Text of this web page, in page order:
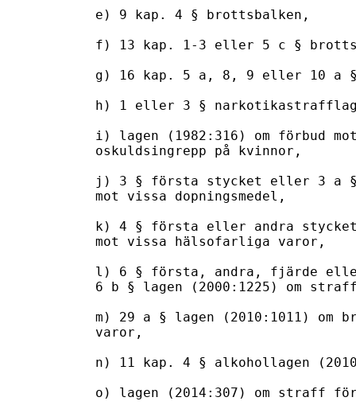
e) 9 kap. 4 § brottsbalken,
f) 13 kap. 1-3 eller 5 c §
g) 16 kap. 5 a, 8, 9 eller 10 a
h) 1 eller 3 §
i) lagen (1982:316) om förbud
oskuldsingrepp på kvinnor,
j) 3 § första stycket eller 3 a §
mot vissa dopningsmedel,
k) 4 § första eller andra
mot vissa hälsofarliga varor,
l) 6 § första, andra, fjärde
6 b § lagen (2000:1225) om
m) 29 a § lagen (2010:1011) om
varor,
n) 11 kap. 4 § alkohollagen
o) lagen (2014:307) om straff